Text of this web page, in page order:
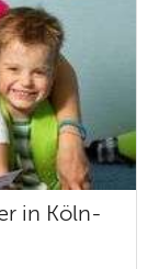
in Köln-